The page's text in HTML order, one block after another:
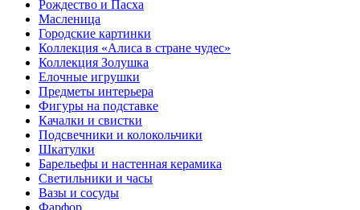
Рождество и Пасха
Масленица
Городские картинки
Коллекция «Алиса в стране чудес»
Коллекция Золушка
Елочные игрушки
Предметы интерьера
Фигуры на подставке
Качалки и свистки
Подсвечники и колокольчики
Шкатулки
Барельефы и настенная керамика
Светильники и часы
Вазы и сосуды
Фарфор